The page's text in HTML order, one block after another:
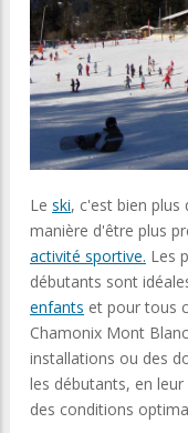
Le ski, c'est bien plus
manière d'être plus
activité sportive. Les
débutants sont
enfants et pour tous
Chamonix Mont
installations ou des
les débutants, en
des conditions